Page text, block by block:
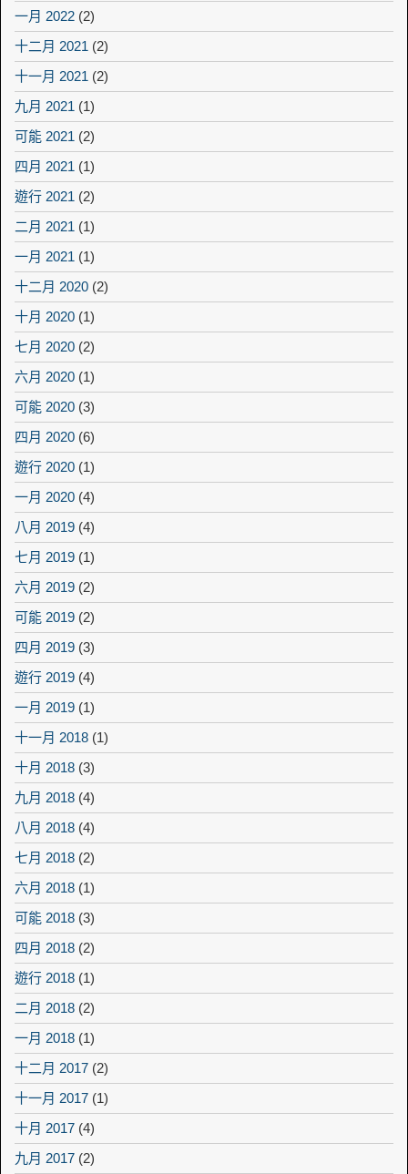
一月 2022 (2)
十二月 2021 (2)
十一月 2021 (2)
九月 2021 (1)
可能 2021 (2)
四月 2021 (1)
遊行 2021 (2)
二月 2021 (1)
一月 2021 (1)
十二月 2020 (2)
十月 2020 (1)
七月 2020 (2)
六月 2020 (1)
可能 2020 (3)
四月 2020 (6)
遊行 2020 (1)
一月 2020 (4)
八月 2019 (4)
七月 2019 (1)
六月 2019 (2)
可能 2019 (2)
四月 2019 (3)
遊行 2019 (4)
一月 2019 (1)
十一月 2018 (1)
十月 2018 (3)
九月 2018 (4)
八月 2018 (4)
七月 2018 (2)
六月 2018 (1)
可能 2018 (3)
四月 2018 (2)
遊行 2018 (1)
二月 2018 (2)
一月 2018 (1)
十二月 2017 (2)
十一月 2017 (1)
十月 2017 (4)
九月 2017 (2)